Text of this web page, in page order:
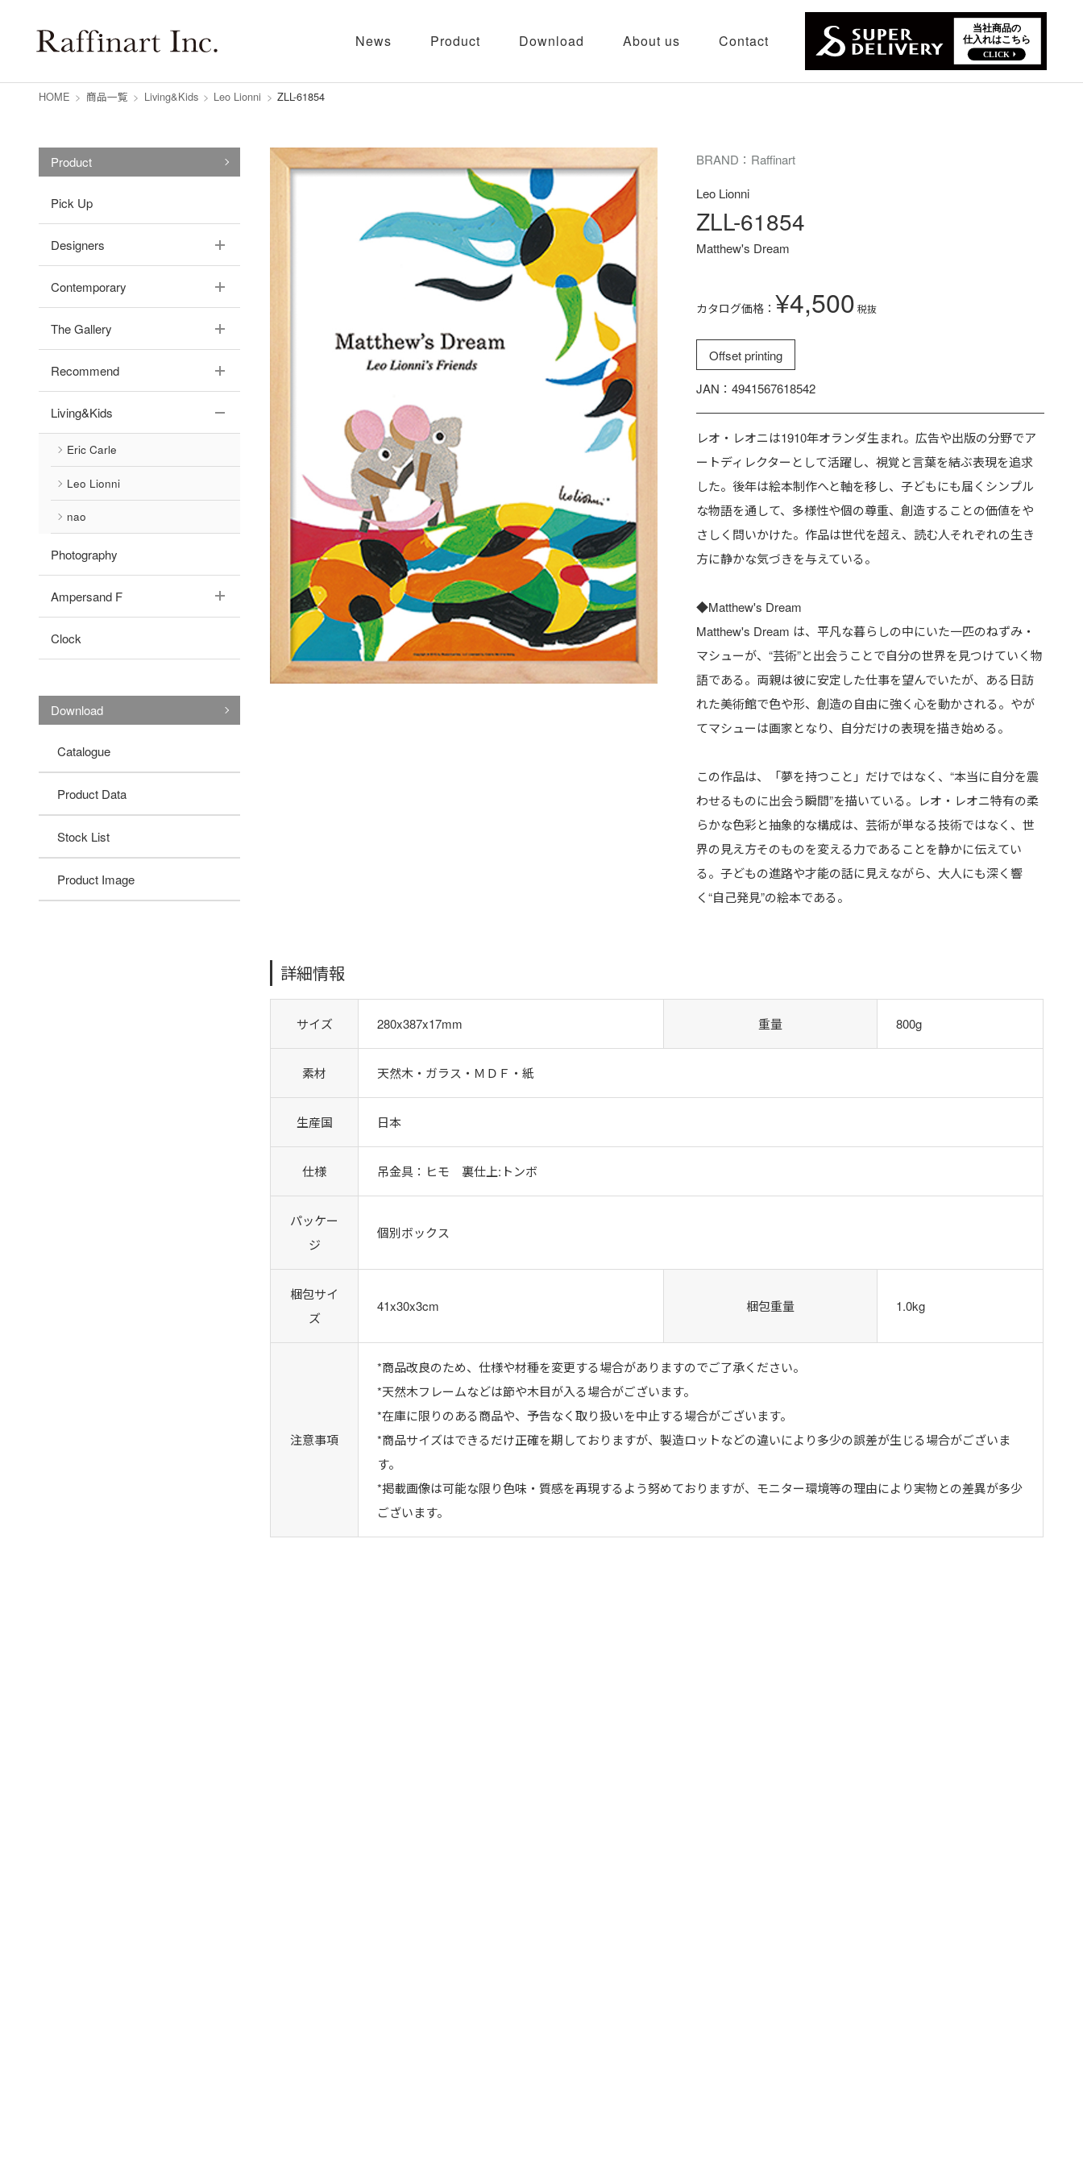
News Product Download About us Contact
HOME > 商品一覧 > Living&Kids > Leo Lionni > ZLL-61854
Product
Pick Up
Designers
Contemporary
The Gallery
Recommend
Living&Kids
Eric Carle
Leo Lionni
nao
Photography
Ampersand F
Clock
Download
Catalogue
Product Data
Stock List
Product Image
BRAND：Raffinart
Leo Lionni
ZLL-61854
Matthew's Dream
カタログ価格： ¥4,500 税抜
Offset printing
JAN：4941567618542
レオ・レオニは1910年オランダ生まれ。広告や出版の分野でア
ートディレクターとして活躍し、視覚と言葉を結ぶ表現を追求
した。後年は絵本制作へと軸を移し、子どもにも届くシンプル
な物語を通して、多様性や個の尊重、創造することの価値をや
さしく問いかけた。作品は世代を超え、読む人それぞれの生き
方に静かな気づきを与えている。
◆Matthew's Dream
Matthew's Dream は、平凡な暮らしの中にいた一匹のねずみ・
マシューが、“芸術”と出会うことで自分の世界を見つけていく物
語である。両親は彼に安定した仕事を望んでいたが、ある日訪
れた美術館で色や形、創造の自由に強く心を動かされる。やが
てマシューは画家となり、自分だけの表現を描き始める。
この作品は、「夢を持つこと」だけではなく、“本当に自分を震
わせるものに出会う瞬間”を描いている。レオ・レオニ特有の柔
らかな色彩と抽象的な構成は、芸術が単なる技術ではなく、世
界の見え方そのものを変える力であることを静かに伝えてい
る。子どもの進路や才能の話に見えながら、大人にも深く響
く“自己発見”の絵本である。
詳細情報
サイズ 280x387x17mm 重量 800g
素材 天然木・ガラス・ＭＤＦ・紙
生産国 日本
仕様 吊金具：ヒモ 裏仕上:トンボ
パッケー
ジ
個別ボックス
梱包サイ
ズ
41x30x3cm 梱包重量 1.0kg
注意事項
*商品改良のため、仕様や材種を変更する場合がありますのでご了承ください。
*天然木フレームなどは節や木目が入る場合がございます。
*在庫に限りのある商品や、予告なく取り扱いを中止する場合がございます。
*商品サイズはできるだけ正確を期しておりますが、製造ロットなどの違いにより多少の誤差が生じる場合がございま
す。
*掲載画像は可能な限り色味・質感を再現するよう努めておりますが、モニター環境等の理由により実物との差異が多少
ございます。